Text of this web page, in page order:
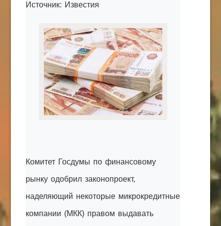
КАК С НАМИ СВЯЗАТЬСЯ
Edgarpo26@gmail.com
axin.ed@yandex.ru
yrikf40@gmail.com
Eltaro-Vrn.ru
Источник: Известия
Комитет Госдумы по финансовому
рынку одобрил законопроект,
наделяющий некоторые микрокредитные
компании (МКК) правом выдавать